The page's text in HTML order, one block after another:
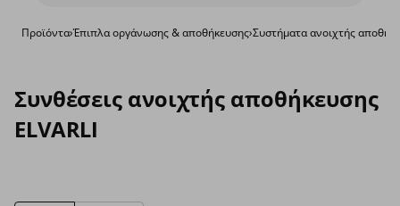
Προϊόντα›Έπιπλα οργάνωσης & αποθήκευσης›Συστήματα ανοιχτής
Συνθέσεις ανοιχτής αποθήκευσης
ELVARLI